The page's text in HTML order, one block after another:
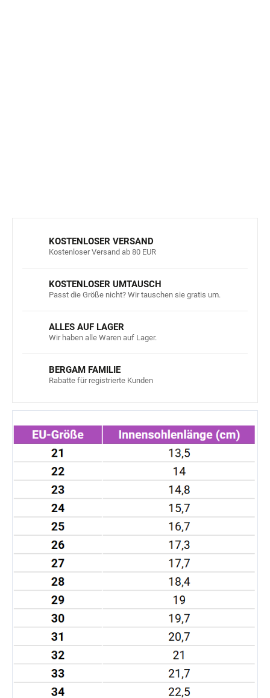
KOSTENLOSER VERSAND
Kostenloser Versand ab 80 EUR
KOSTENLOSER UMTAUSCH
Passt die Größe nicht? Wir tauschen sie gratis um.
ALLES AUF LAGER
Wir haben alle Waren auf Lager.
BERGAM FAMILIE
Rabatte für registrierte Kunden